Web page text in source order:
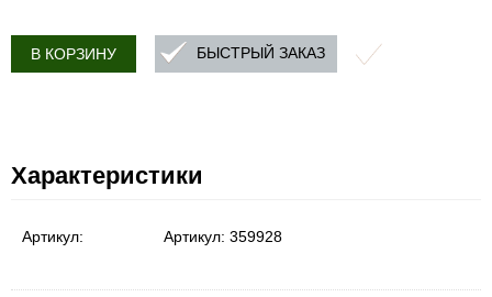
В КОРЗИНУ БЫСТРЫЙ ЗАКАЗ
Характеристики
Артикул: Артикул: 359928